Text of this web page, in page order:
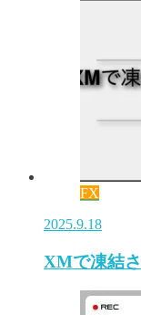
FX
2025.9.18
XMで凍結